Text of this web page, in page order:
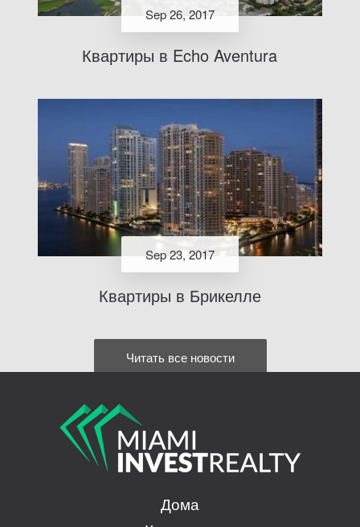
Sep 26, 2017
Квартиры в Echo Aventura
Sep 23, 2017
Квартиры в Брикелле
Читать все новости
Дома